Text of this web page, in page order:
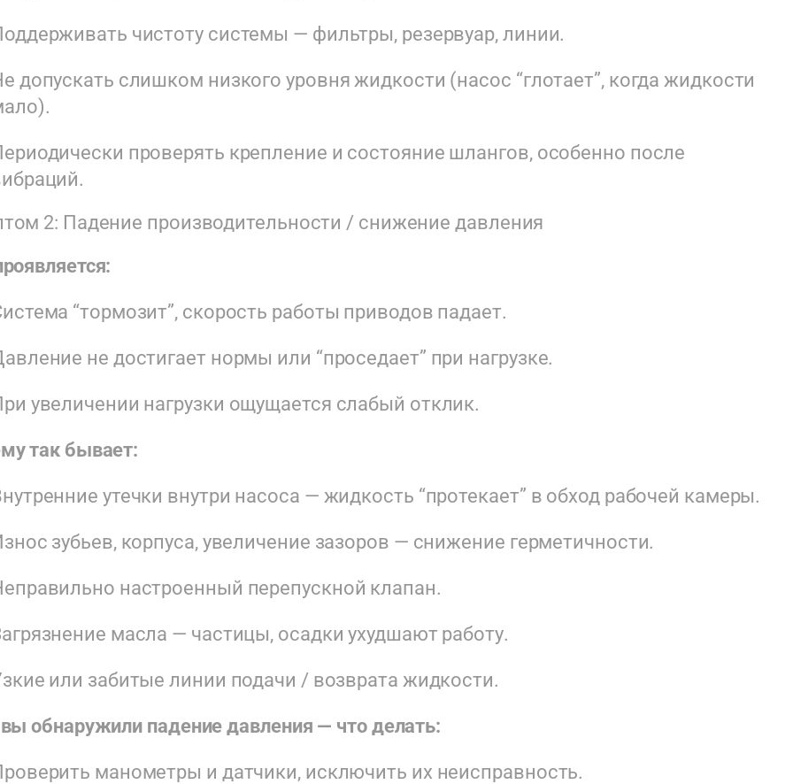
чистоту системы — фильтры, резервуар, линии.
допускать слишком низкого уровня жидкости (насос “глотает”, когда жидкости
проверять крепление и состояние шлангов, особенно после
2: Падение производительности / снижение давления
“тормозит”, скорость работы приводов падает.
не достигает нормы или “проседает” при нагрузке.
увеличении нагрузки ощущается слабый отклик.
так бывает:
утечки внутри насоса — жидкость “протекает” в обход рабочей камеры.
зубьев, корпуса, увеличение зазоров — снижение герметичности.
настроенный перепускной клапан.
масла — частицы, осадки ухудшают работу.
или забитые линии подачи / возврата жидкости.
обнаружили падение давления — что делать:
манометры и датчики, исключить их неисправность.